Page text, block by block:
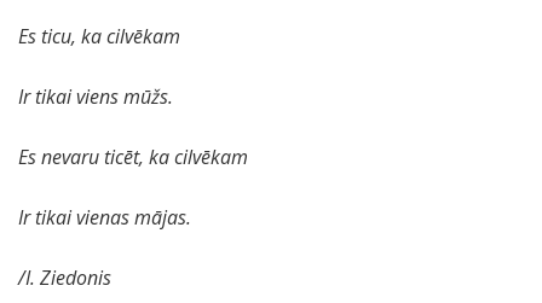
Es ticu, ka cilvēkam
Ir tikai viens mūžs.
Es nevaru ticēt, ka cilvēkam
Ir tikai vienas mājas.
/I. Ziedonis